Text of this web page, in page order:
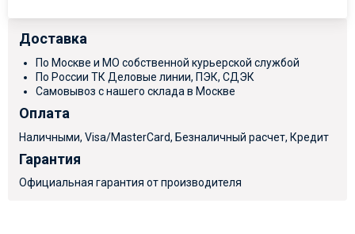
Доставка
По Москве и МО собственной курьерской службой
По России ТК Деловые линии, ПЭК, СДЭК
Самовывоз с нашего склада в Москве
Оплата
Наличными, Visa/MasterCard, Безналичный расчет, Кредит
Гарантия
Официальная гарантия от производителя